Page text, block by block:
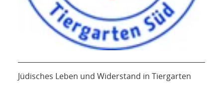
Jüdisches Leben und Widerstand in Tiergarten